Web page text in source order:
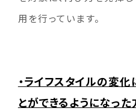
用を行っています。
・ライフスタイルの変化
とができるようになった